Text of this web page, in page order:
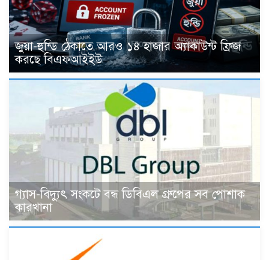
জুয়া-হুন্ডি ঠেকাতে আরও ১৪ হাজার অ্যাকাউন্ট ফ্রিজ
করছে বিএফআইইউ
গ্যাস-বিদ্যুৎ সংকটে বন্ধ ডিবিএল গ্রুপের সব পোশাক
কারখানা